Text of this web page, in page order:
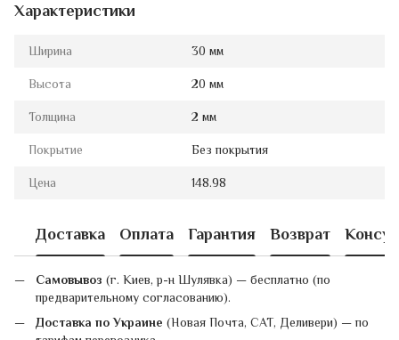
Характеристики
Ширина 30 мм
Высота 20 мм
Толщина 2 мм
Покрытие Без покрытия
Цена 148.98
Доставка Оплата Гарантия Возврат
Самовывоз (г. Киев, р-н Шулявка) — бесплатно (по
предварительному согласованию).
Доставка по Украине (Новая Почта, САТ, Деливери) — по